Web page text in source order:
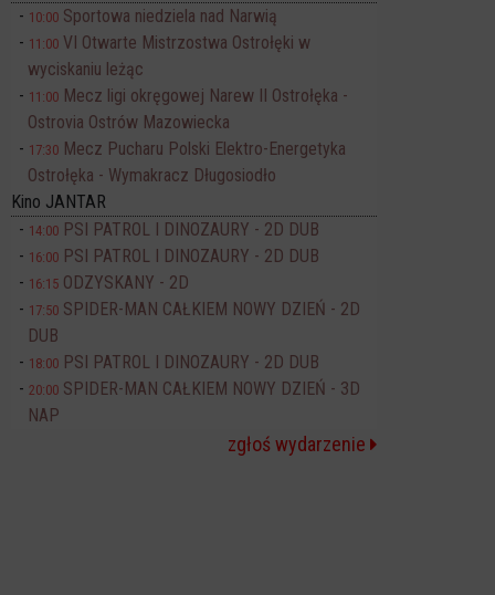
10:00 Sportowa niedziela nad Narwią
11:00 VI Otwarte Mistrzostwa Ostrołęki w
wyciskaniu leżąc
11:00 Mecz ligi okręgowej Narew II Ostrołęka -
Ostrovia Ostrów Mazowiecka
17:30 Mecz Pucharu Polski Elektro-Energetyka
Ostrołęka - Wymakracz Długosiodło
Kino JANTAR
14:00 PSI PATROL I DINOZAURY - 2D DUB
16:00 PSI PATROL I DINOZAURY - 2D DUB
16:15 ODZYSKANY - 2D
17:50 SPIDER-MAN CAŁKIEM NOWY DZIEŃ - 2D
DUB
18:00 PSI PATROL I DINOZAURY - 2D DUB
20:00 SPIDER-MAN CAŁKIEM NOWY DZIEŃ - 3D
NAP
zgłoś wydarzenie